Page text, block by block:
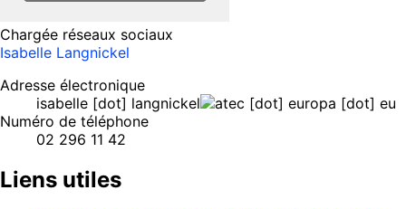
Chargée réseaux sociaux
Isabelle Langnickel
Adresse électronique
isabelle [dot] langnickel ec [dot] europa [dot] eu
Numéro de téléphone
02 296 11 42
Liens utiles